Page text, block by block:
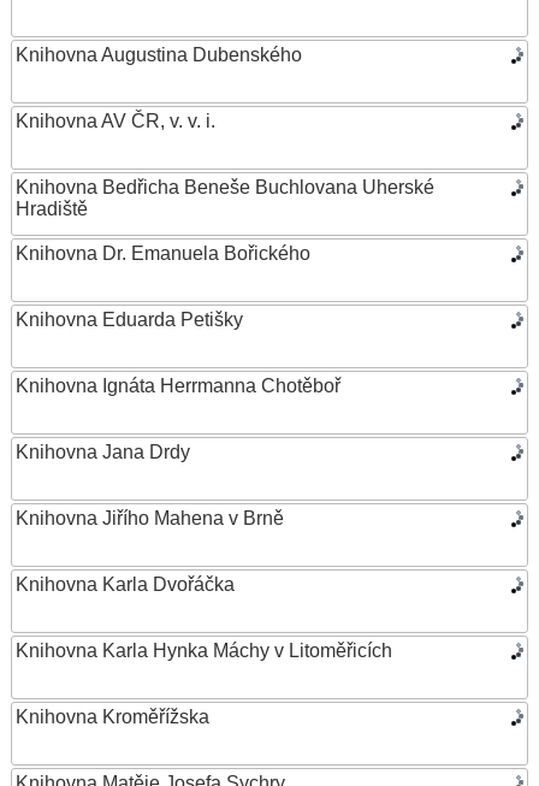
Knihovna Augustina Dubenského
Knihovna AV ČR, v. v. i.
Knihovna Bedřicha Beneše Buchlovana Uherské
Hradiště
Knihovna Dr. Emanuela Bořického
Knihovna Eduarda Petišky
Knihovna Ignáta Herrmanna Chotěboř
Knihovna Jana Drdy
Knihovna Jiřího Mahena v Brně
Knihovna Karla Dvořáčka
Knihovna Karla Hynka Máchy v Litoměřicích
Knihovna Kroměřížska